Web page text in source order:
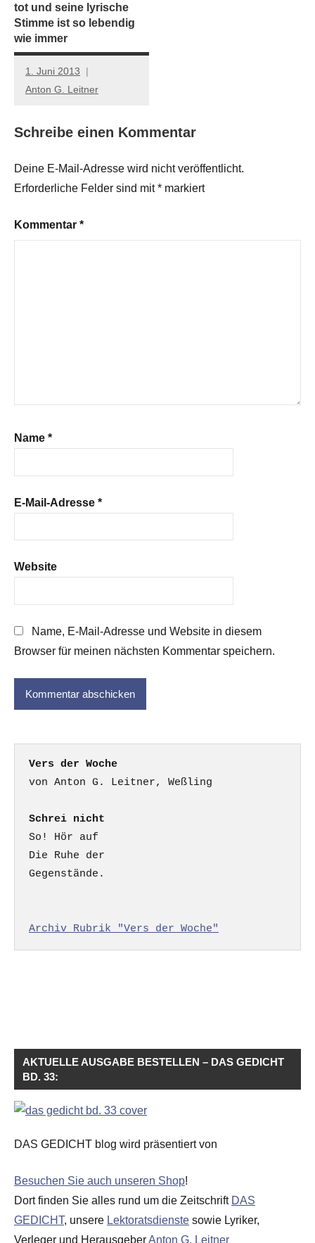
tot und seine lyrische
Stimme ist so lebendig
wie immer
1. Juni 2013
Anton G. Leitner
Schreibe einen Kommentar
Deine E-Mail-Adresse wird nicht veröffentlicht.
Erforderliche Felder sind mit* markiert
Kommentar *
Name *
E-Mail-Adresse *
Website
Name, E-Mail-Adresse und Website in diesem
Browser für meinen nächsten Kommentar speichern.
Vers der Woche
Schrei nicht
So! Hör auf
Die Ruhe der
Gegenstände.
Archiv Rubrik "Vers der Woche"
AKTUELLE AUSGABE BESTELLEN – DAS GEDICHT
BD. 33:
DAS GEDICHT blog wird präsentiert von
Besuchen Sie auch unseren Shop!
Dort finden Sie alles rund um die Zeitschrift DAS
GEDICHT, unsere Lektoratsdienste sowie Lyriker,
Verleger und HerausgeberAnton G. Leitner